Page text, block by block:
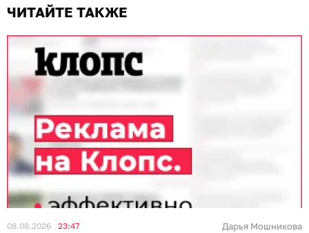
ЧИТАЙТЕ ТАКЖЕ
08.08.2026 23:47 Дарья Мошникова